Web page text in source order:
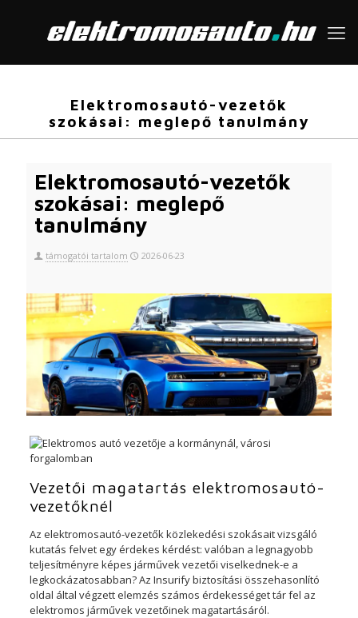
Elektromosautó-vezetők
szokásai: meglepő tanulmány
Elektromosautó-vezetők
szokásai: meglepő
tanulmány
támogatói tartalom 2026-06-23
Vezetői magatartás elektromosautó-
vezetőknél
Az elektromosautó-vezetők közlekedési szokásait vizsgáló
kutatás felvet egy érdekes kérdést: valóban a legnagyobb
teljesítményre képes járművek vezetői viselkednek-e a
legkockázatosabban? Az Insurify biztosítási összehasonlító
oldal által végzett elemzés számos érdekességet tár fel az
elektromos járművek vezetőinek magatartásáról.